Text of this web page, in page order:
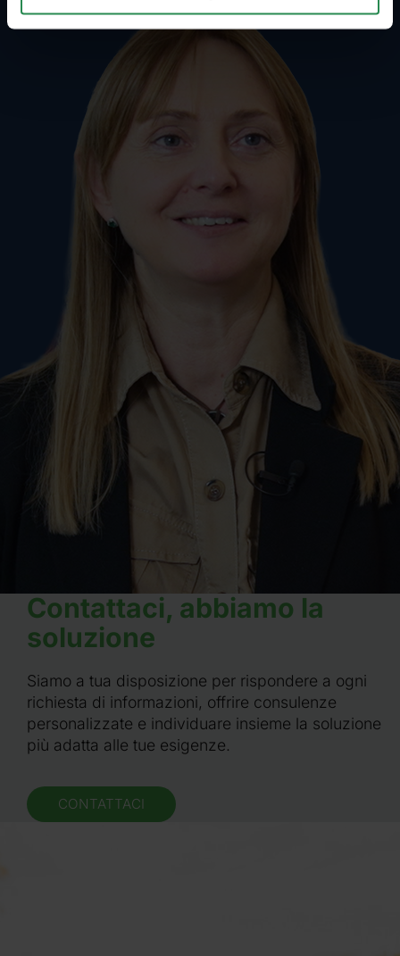
Contattaci, abbiamo la
soluzione
Siamo a tua disposizione per rispondere a ogni
richiesta di informazioni, offrire consulenze
personalizzate e individuare insieme la soluzione
più adatta alle tue esigenze.
CONTATTACI